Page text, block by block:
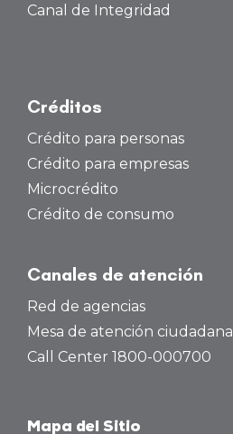
Canal de Integridad
Créditos
Crédito para personas
Crédito para empresas
Microcrédito
Crédito de consumo
Canales de atención
Red de agencias
Mesa de atención ciudadana
Call Center 1800-000700
Mapa del Sitio